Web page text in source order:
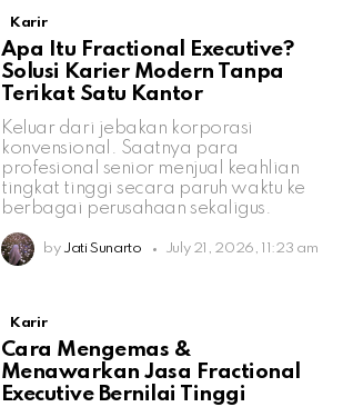
Karir
Apa Itu Fractional Executive?
Solusi Karier Modern Tanpa
Terikat Satu Kantor
Keluar dari jebakan korporasi
konvensional. Saatnya para
profesional senior menjual keahlian
tingkat tinggi secara paruh waktu ke
berbagai perusahaan sekaligus.
by Jati Sunarto July 21, 2026, 11:23 am
Karir
Cara Mengemas &
Menawarkan Jasa Fractional
Executive Bernilai Tinggi